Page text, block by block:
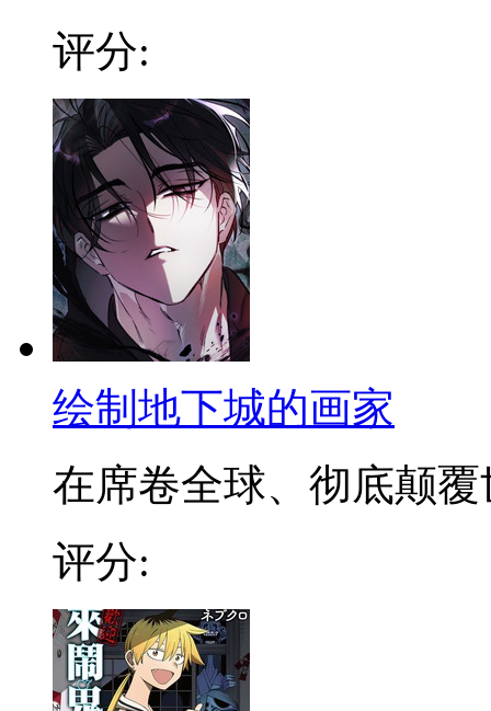
评分:
绘制地下城的画家
在席卷全球、彻底颠覆
评分: